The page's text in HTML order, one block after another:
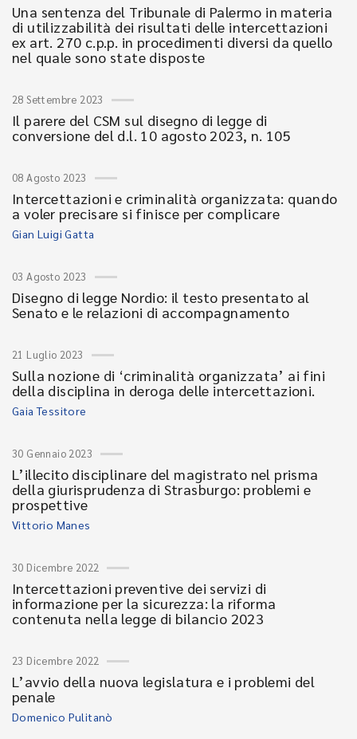
Una sentenza del Tribunale di Palermo in materia
di utilizzabilità dei risultati delle intercettazioni
ex art. 270 c.p.p. in procedimenti diversi da quello
nel quale sono state disposte
28 Settembre 2023
Il parere del CSM sul disegno di legge di
conversione del d.l. 10 agosto 2023, n. 105
08 Agosto 2023
Intercettazioni e criminalità organizzata: quando
a voler precisare si finisce per complicare
Gian Luigi Gatta
03 Agosto 2023
Disegno di legge Nordio: il testo presentato al
Senato e le relazioni di accompagnamento
21 Luglio 2023
Sulla nozione di ‘criminalità organizzata’ ai fini
della disciplina in deroga delle intercettazioni.
Gaia Tessitore
30 Gennaio 2023
L’illecito disciplinare del magistrato nel prisma
della giurisprudenza di Strasburgo: problemi e
prospettive
Vittorio Manes
30 Dicembre 2022
Intercettazioni preventive dei servizi di
informazione per la sicurezza: la riforma
contenuta nella legge di bilancio 2023
23 Dicembre 2022
L’avvio della nuova legislatura e i problemi del
penale
Domenico Pulitanò